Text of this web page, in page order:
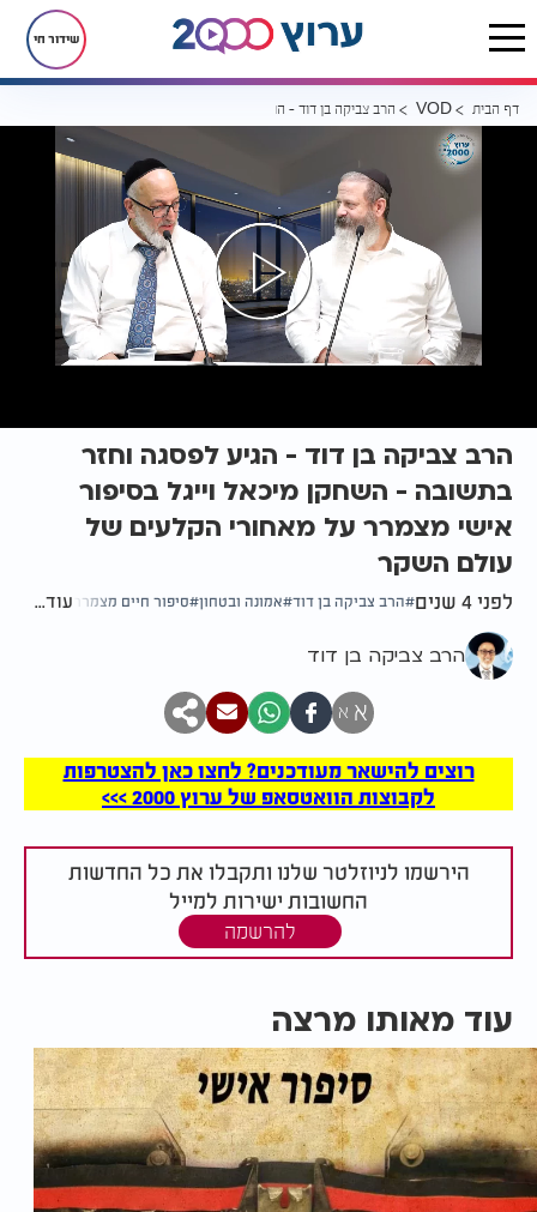
שידור חי
דף הבית VOD הרב צביקה בן דוד - הגיע לפסגה וחזר בתשובה - השחקן מיכאל וייגל
הרב צביקה בן דוד - הגיע לפסגה וחזר
בתשובה - השחקן מיכאל וייגל בסיפור
אישי מצמרר על מאחורי הקלעים של
עולם השקר
לפני 4 שנים הרב צביקה בן דוד אמונה ובטחון סיפור חיים מצמרר עוד...
הרב צביקה בן דוד
א א
רוצים להישאר מעודכנים? לחצו כאן להצטרפות
לקבוצות הוואטסאפ של ערוץ 2000 >>>
הירשמו לניוזלטר שלנו ותקבלו את כל החדשות
החשובות ישירות למייל
להרשמה
עוד מאותו מרצה